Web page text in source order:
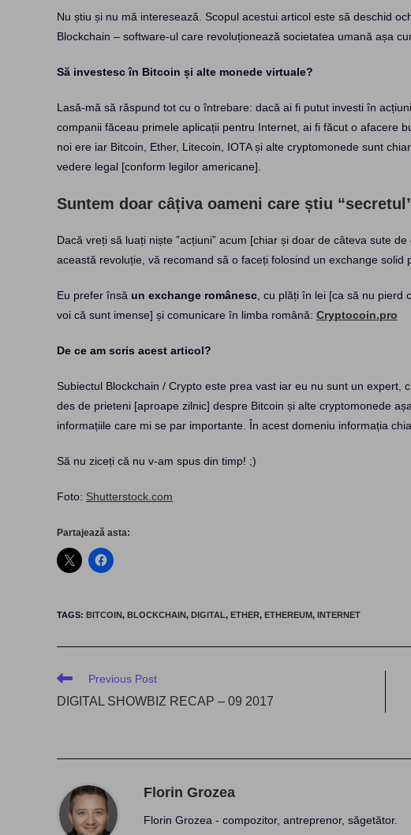
Nu știu și nu mă interesează. Scopul acestui articol este să deschid
Blockchain – software-ul care revoluționează societatea umană așa
Să investesc în Bitcoin și alte monede virtuale?
Lasă-mă să răspund tot cu o întrebare: dacă ai fi putut investi în
companii făceau primele aplicații pentru Internet, ai fi făcut o afacere
noi ere iar Bitcoin, Ether, Litecoin, IOTA și alte cryptomonede sunt
vedere legal [conform legilor americane].
Suntem doar câțiva oameni care știu
Dacă vreți să luați niște ”acțiuni” acum [chiar și doar de câteva sute
această revoluție, vă recomand să o faceți folosind un exchange solid
Eu prefer însă un exchange românesc , cu plăți în lei [ca să nu
voi că sunt imense] și comunicare în limba română: Cryptocoin.pro
De ce am scris acest articol?
Subiectul Blockchain / Crypto este prea vast iar eu nu sunt un
des de prieteni [aproape zilnic] despre Bitcoin și alte cryptomonede
informațiile care mi se par importante. În acest domeniu informația
Să nu ziceți că nu v-am spus din timp! ;)
Foto: Shutterstock.com
Partajează asta:
TAGS: BITCOIN, BLOCKCHAIN, DIGITAL, ETHER, ETHEREUM, INTERNET
Read
articles
Previous Post
DIGITAL SHOWBIZ RECAP – 09 2017
Florin Grozea
Florin Grozea - compozitor, antreprenor, săgetător.